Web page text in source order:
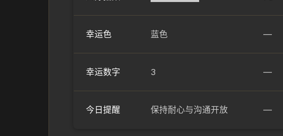
幸运色 蓝色 —
幸运数字 3 —
今日提醒 保持耐心与沟通开放 —